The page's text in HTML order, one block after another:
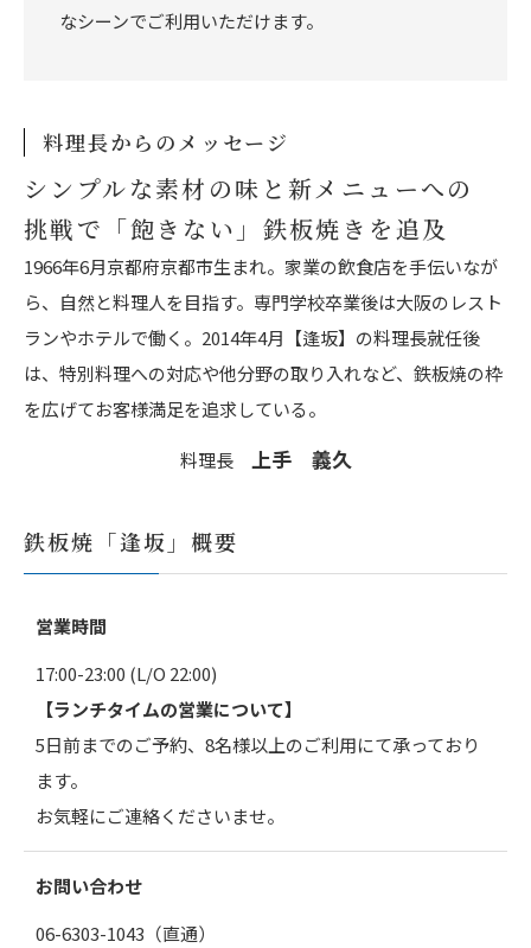
なシーンでご利用いただけます。
料理長からのメッセージ
シンプルな素材の味と新メニューへの
挑戦で「飽きない」鉄板焼きを追及
1966年6月京都府京都市生まれ。家業の飲食店を手伝いなが
ら、自然と料理人を目指す。専門学校卒業後は大阪のレスト
ランやホテルで働く。2014年4月【逢坂】の料理長就任後
は、特別料理への対応や他分野の取り入れなど、鉄板焼の枠
を広げてお客様満足を追求している。
料理長 上手 義久
鉄板焼「逢坂」概要
営業時間
17:00-23:00 (L/O 22:00)
【ランチタイムの営業について】
5日前までのご予約、8名様以上のご利用にて承っており
ます。
お気軽にご連絡くださいませ。
お問い合わせ
06-6303-1043 （直通）